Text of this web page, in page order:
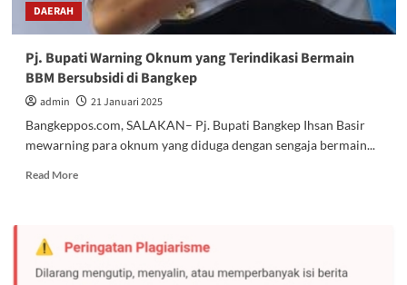
DAERAH
Pj. Bupati Warning Oknum yang Terindikasi Bermain
BBM Bersubsidi di Bangkep
admin
21 Januari 2025
Bangkeppos.com, SALAKAN– Pj. Bupati Bangkep Ihsan Basir
mewarning para oknum yang diduga dengan sengaja bermain...
Read MoreRead
Bupati
Warning
Oknum